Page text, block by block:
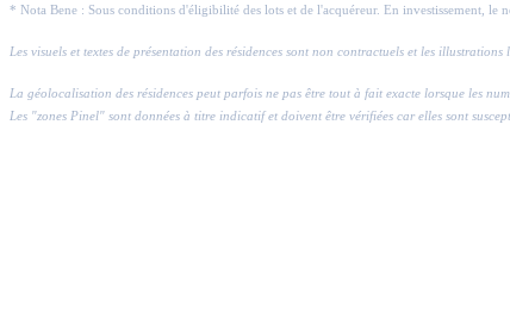
* Nota Bene : Sous conditions d'éligibilité des lots et de l'acquéreur. En investissement, le
Les visuels et textes de présentation des résidences sont non contractuels et les
La géolocalisation des résidences peut parfois ne pas être tout à fait exacte lorsque les
Les "zones Pinel" sont données à titre indicatif et doivent être vérifiées car elles sont